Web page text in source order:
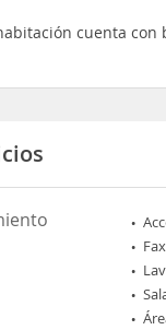
cuenta con
Fax